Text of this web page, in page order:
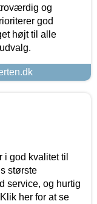
og
god
højt til alle
i god kvalitet til
største
service, og hurtig
her for at se